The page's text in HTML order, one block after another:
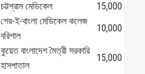
চট্টগ্রাম মেডিকেল
15,000
শের-ই-বাংলা মেডিকেল কলেজ
বরিশাল
10,000
কুয়েত বাংলাদেশ মৈত্রী সরকারি
হাসপাতাল
15,000